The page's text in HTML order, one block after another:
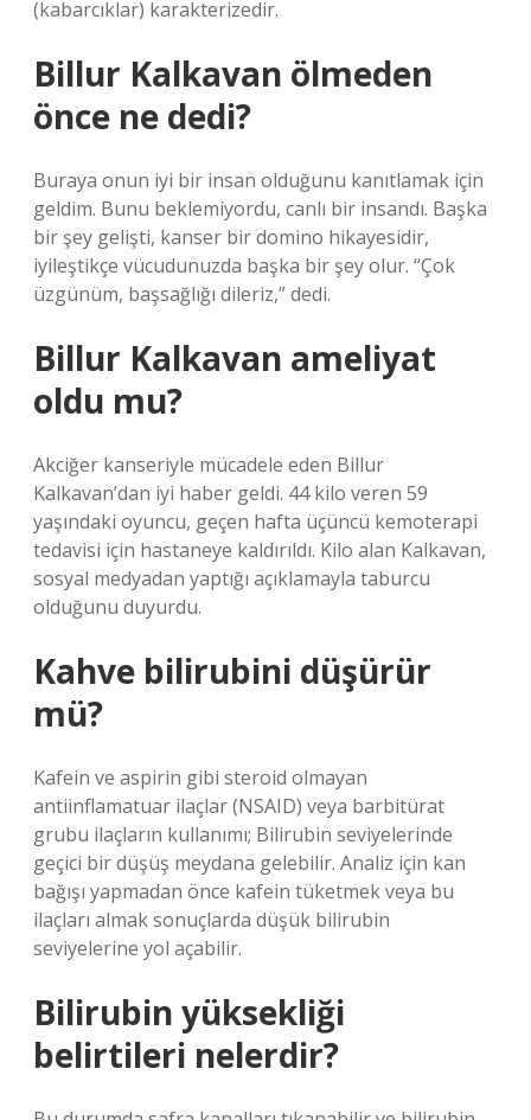
(kabarcıklar) karakterizedir.
Billur Kalkavan ölmeden
önce ne dedi?
Buraya onun iyi bir insan olduğunu kanıtlamak için
geldim. Bunu beklemiyordu, canlı bir insandı. Başka
bir şey gelişti, kanser bir domino hikayesidir,
iyileştikçe vücudunuzda başka bir şey olur. “Çok
üzgünüm, başsağlığı dileriz,” dedi.
Billur Kalkavan ameliyat
oldu mu?
Akciğer kanseriyle mücadele eden Billur
Kalkavan’dan iyi haber geldi. 44 kilo veren 59
yaşındaki oyuncu, geçen hafta üçüncü kemoterapi
tedavisi için hastaneye kaldırıldı. Kilo alan Kalkavan,
sosyal medyadan yaptığı açıklamayla taburcu
olduğunu duyurdu.
Kahve bilirubini düşürür
mü?
Kafein ve aspirin gibi steroid olmayan
antiinflamatuar ilaçlar (NSAID) veya barbitürat
grubu ilaçların kullanımı; Bilirubin seviyelerinde
geçici bir düşüş meydana gelebilir. Analiz için kan
bağışı yapmadan önce kafein tüketmek veya bu
ilaçları almak sonuçlarda düşük bilirubin
seviyelerine yol açabilir.
Bilirubin yüksekliği
belirtileri nelerdir?